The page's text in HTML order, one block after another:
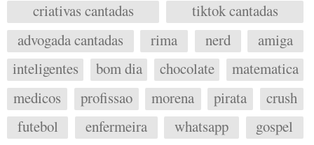
criativas cantadas
tiktok cantadas
advogada cantadas
rima nerd
amiga
inteligentes
bom dia chocolate
matematica
medicos
profissao morena pirata
crush
futebol
enfermeira whatsapp
gospel